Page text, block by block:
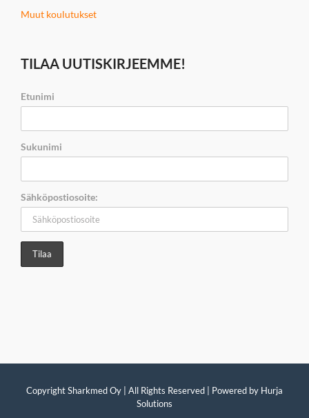
Muut koulutukset
TILAA UUTISKIRJEEMME!
Etunimi
Sukunimi
Sähköpostiosoite:
Copyright Sharkmed Oy | All Rights Reserved | Powered by Hurja
Solutions